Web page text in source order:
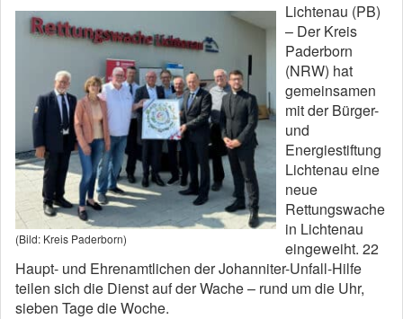
(Bild: Kreis Paderborn)
Lichtenau (PB)
– Der Kreis
Paderborn
(NRW) hat
gemeinsamen
mit der Bürger-
und
Energiestiftung
Lichtenau eine
neue
Rettungswache
in Lichtenau
eingeweiht. 22
Haupt- und Ehrenamtlichen der Johanniter-Unfall-Hilfe
teilen sich die Dienst auf der Wache – rund um die Uhr,
sieben Tage die Woche.